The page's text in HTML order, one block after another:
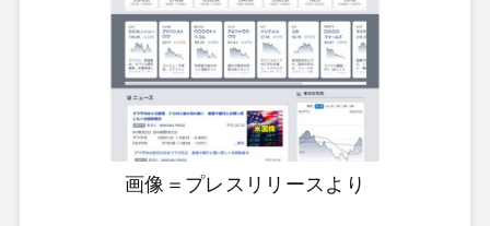
画像＝プレスリリースより